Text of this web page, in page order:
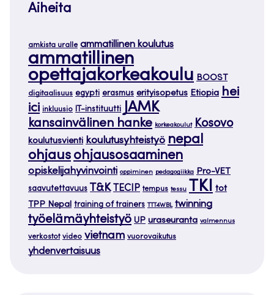
Aiheita
amkista uralle ammatillinen koulutus
ammatillinen
opettajakorkeakoulu BOOST
digitaalisuus egypti erasmus erityisopetus Etiopia hei
ici inkluusio IT-instituutti JAMK
kansainvälinen hanke korkeakoulut Kosovo
koulutusvienti koulutusyhteistyö nepal
ohjaus ohjausosaaminen
opiskelijahyvinvointi oppiminen pedagogiikka Pro-VET
saavutettavuus T&K TECIP tempus tessu TKI tot
TPP Nepal training of trainers TTT4WBL twinning
työelämäyhteistyö UP uraseuranta valmennus
verkostot video vietnam vuorovaikutus
yhdenvertaisuus